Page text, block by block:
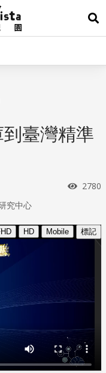
展
臺灣精準
瀏覽
2780
究中心